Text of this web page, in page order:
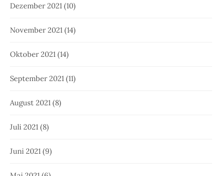
Dezember 2021 (10)
November 2021 (14)
Oktober 2021 (14)
September 2021 (11)
August 2021 (8)
Juli 2021 (8)
Juni 2021 (9)